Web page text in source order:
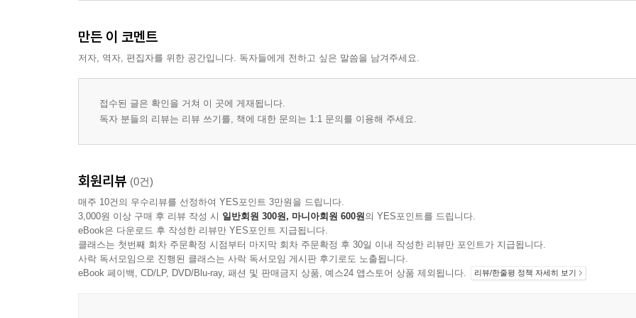
만든 이 코멘트
저자, 역자, 편집자를 위한 공간입니다. 독자들에게 전하고 싶은 말씀을 남겨주세요.
접수된 글은 확인을 거쳐 이 곳에 게재됩니다.
독자 분들의 리뷰는 리뷰 쓰기를, 책에 대한 문의는 1:1 문의를 이용해 주세요.
회원리뷰 (0건)
매주 10건의 우수리뷰를 선정하여 YES포인트 3만원을 드립니다.
3,000원 이상 구매 후 리뷰 작성 시 일반회원 300원, 마니아회원 600원의 YES포인트를 드립니다.
eBook은 다운로드 후 작성한 리뷰만 YES포인트 지급됩니다.
클래스는 첫번째 회차 주문확정 시점부터 마지막 회차 주문확정 후 30일 이내 작성한 리뷰만 포인트가 지급됩니다.
사락 독서모임으로 진행된 클래스는 사락 독서모임 게시판 후기로도 노출됩니다.
eBook 페이백, CD/LP, DVD/Blu-ray, 패션 및 판매금지 상품, 예스24 앱스토어 상품 제외됩니다.
리뷰/한줄평 정책 자세히 보기